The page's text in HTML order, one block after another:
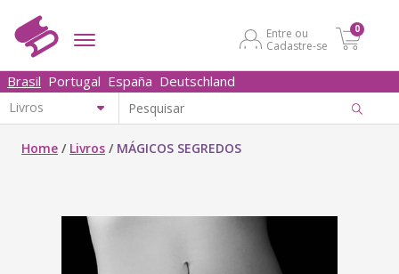
Entre ou
Cadastre-se
0
Brasil Portugal España Deutschland
Home / Livros / MÁGICOS SEGREDOS